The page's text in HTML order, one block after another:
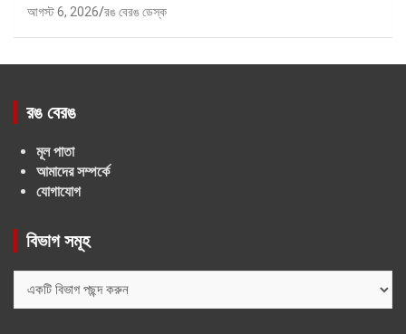
আগস্ট 6, 2026 রঙ বেরঙ ডেস্ক
রঙ বেরঙ
মূল পাতা
আমাদের সম্পর্কে
যোগাযোগ
বিভাগ সমূহ